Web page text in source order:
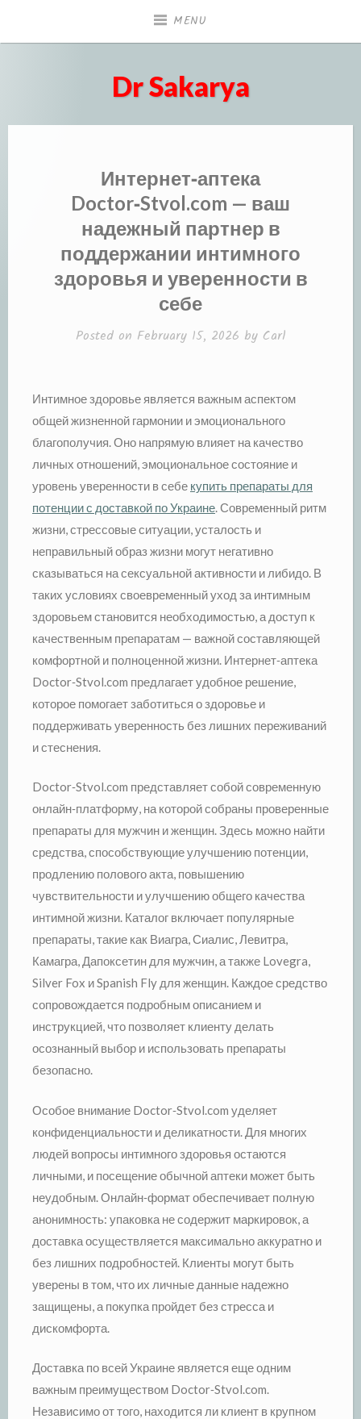
MENU
Dr Sakarya
Интернет‑аптека
Doctor‑Stvol.com — ваш
надежный партнер в
поддержании интимного
здоровья и уверенности в
себе
Posted on February 15, 2026 by Carl
Интимное здоровье является важным аспектом
общей жизненной гармонии и эмоционального
благополучия. Оно напрямую влияет на качество
личных отношений, эмоциональное состояние и
уровень уверенности в себе купить препараты для
потенции с доставкой по Украине . Современный ритм
жизни, стрессовые ситуации, усталость и
неправильный образ жизни могут негативно
сказываться на сексуальной активности и либидо. В
таких условиях своевременный уход за интимным
здоровьем становится необходимостью, а доступ к
качественным препаратам — важной составляющей
комфортной и полноценной жизни. Интернет‑аптека
Doctor‑Stvol.com предлагает удобное решение,
которое помогает заботиться о здоровье и
поддерживать уверенность без лишних переживаний
и стеснения.
Doctor‑Stvol.com представляет собой современную
онлайн‑платформу, на которой собраны проверенные
препараты для мужчин и женщин. Здесь можно найти
средства, способствующие улучшению потенции,
продлению полового акта, повышению
чувствительности и улучшению общего качества
интимной жизни. Каталог включает популярные
препараты, такие как Виагра, Сиалис, Левитра,
Камагра, Дапоксетин для мужчин, а также Lovegra,
Silver Fox и Spanish Fly для женщин. Каждое средство
сопровождается подробным описанием и
инструкцией, что позволяет клиенту делать
осознанный выбор и использовать препараты
безопасно.
Особое внимание Doctor‑Stvol.com уделяет
конфиденциальности и деликатности. Для многих
людей вопросы интимного здоровья остаются
личными, и посещение обычной аптеки может быть
неудобным. Онлайн‑формат обеспечивает полную
анонимность: упаковка не содержит маркировок, а
доставка осуществляется максимально аккуратно и
без лишних подробностей. Клиенты могут быть
уверены в том, что их личные данные надежно
защищены, а покупка пройдет без стресса и
дискомфорта.
Доставка по всей Украине является еще одним
важным преимуществом Doctor‑Stvol.com.
Независимо от того, находится ли клиент в крупном